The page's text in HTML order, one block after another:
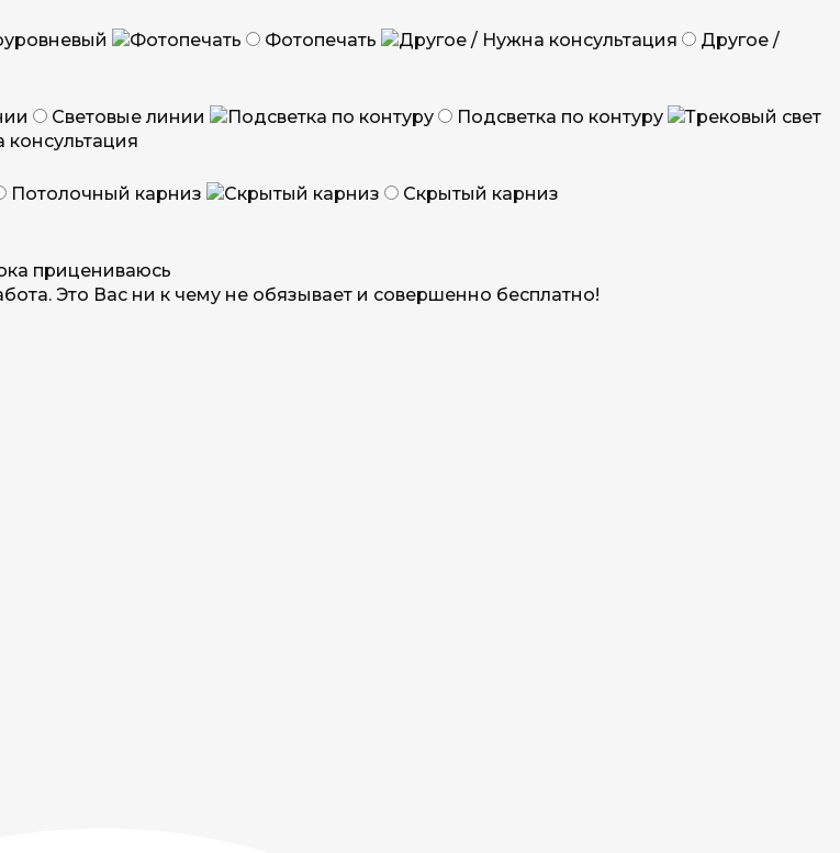
Фотопечать
Другое /
Световые линии
Подсветка по контуру
Потолочный карниз
Скрытый карниз
прицениваюсь
Это Вас ни к чему не обязывает и совершенно бесплатно!